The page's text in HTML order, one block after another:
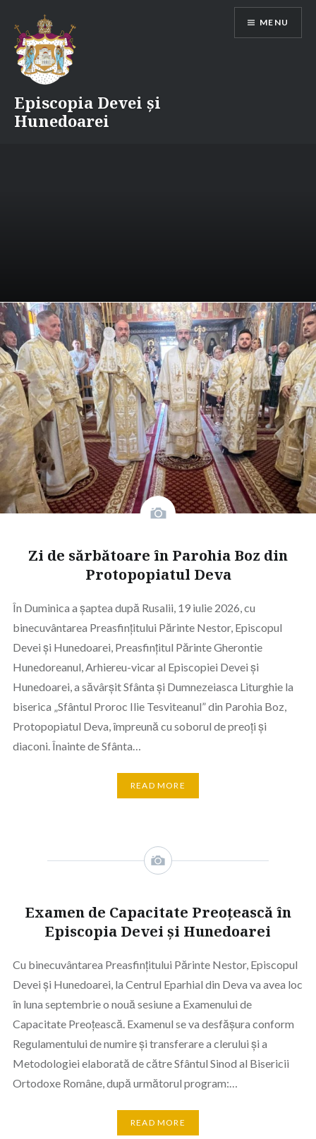
content
Episcopia Devei și
Hunedoarei
MENU
Zi de sărbătoare în Parohia Boz din
Protopopiatul Deva
În Duminica a șaptea după Rusalii, 19 iulie 2026, cu
binecuvântarea Preasfințitului Părinte Nestor, Episcopul
Devei și Hunedoarei, Preasfințitul Părinte Gherontie
Hunedoreanul, Arhiereu-vicar al Episcopiei Devei și
Hunedoarei, a săvârșit Sfânta și Dumnezeiasca Liturghie la
biserica „Sfântul Proroc Ilie Tesviteanul” din Parohia Boz,
Protopopiatul Deva, împreună cu soborul de preoți și
diaconi. Înainte de Sfânta…
READ MORE
Examen de Capacitate Preoțească în
Episcopia Devei și Hunedoarei
Cu binecuvântarea Preasfințitului Părinte Nestor, Episcopul
Devei și Hunedoarei, la Centrul Eparhial din Deva va avea loc
în luna septembrie o nouă sesiune a Examenului de
Capacitate Preoțească. Examenul se va desfăşura conform
Regulamentului de numire şi transferare a clerului şi a
Metodologiei elaborată de către Sfântul Sinod al Bisericii
Ortodoxe Române, după următorul program:…
READ MORE